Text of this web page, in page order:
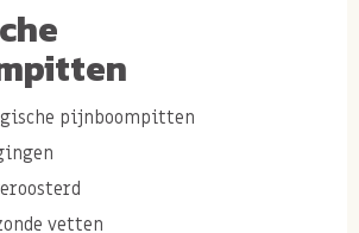
pijnboompitten
vetten